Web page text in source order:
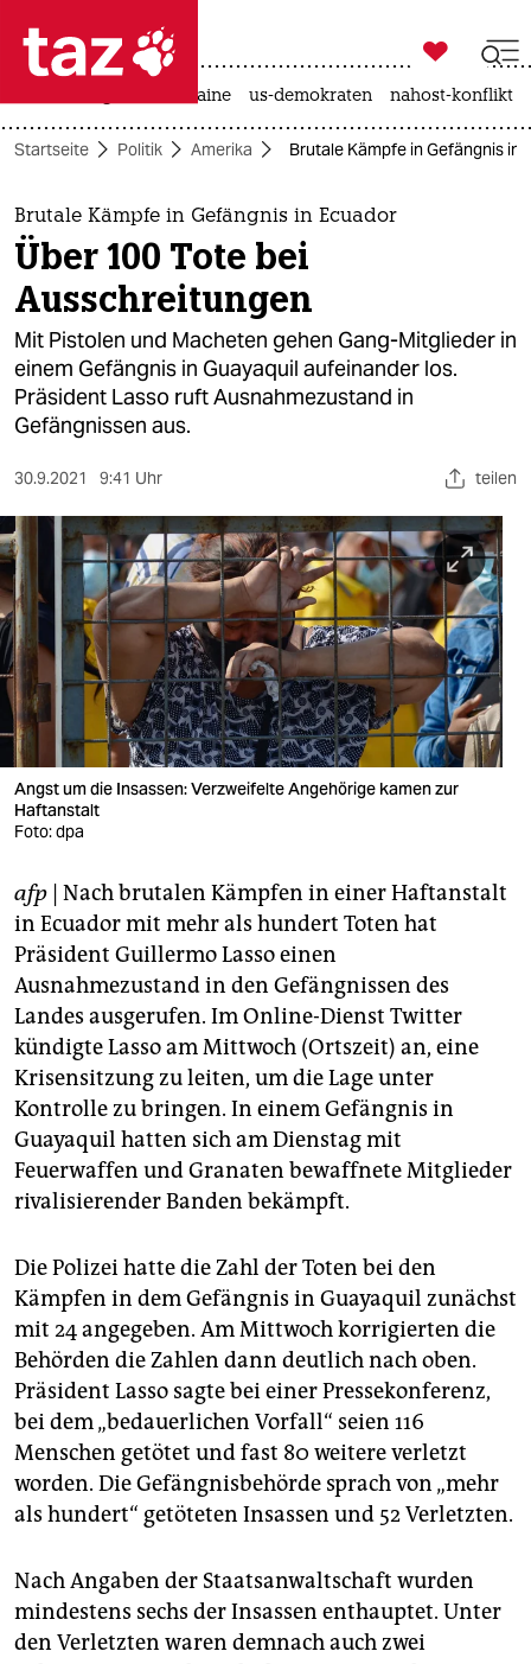
 taz zahl ich
taz zahl ich
themen
politik
öko
gesellschaft
kultur
sport
berlin
nord
wahrheit
verlag
verlag
veranstaltungen
shop
fragen & hilfe
unterstützen
abo
genossenschaft
epaper login

taz zahl ich
krieg in der ukraine us-demokraten nahost-konflikt
Startseite Politik Amerika Brutale Kämpfe in Gefängnis in
Brutale Kämpfe in Gefängnis in Ecuador
Über 100 Tote bei
Ausschreitungen
Mit Pistolen und Macheten gehen Gang-Mitglieder in
einem Gefängnis in Guayaquil aufeinander los.
Präsident Lasso ruft Ausnahmezustand in
Gefängnissen aus.
30.9.2021 9:41 Uhr teilen
Angst um die Insassen: Verzweifelte Angehörige kamen zur
Haftanstalt
Foto: dpa
afp | Nach brutalen Kämpfen in einer Haftanstalt
in Ecuador mit mehr als hundert Toten hat
Präsident Guillermo Lasso einen
Ausnahmezustand in den Gefängnissen des
Landes ausgerufen. Im Online-Dienst Twitter
kündigte Lasso am Mittwoch (Ortszeit) an, eine
Krisensitzung zu leiten, um die Lage unter
Kontrolle zu bringen. In einem Gefängnis in
Guayaquil hatten sich am Dienstag mit
Feuerwaffen und Granaten bewaffnete Mitglieder
rivalisierender Banden bekämpft.
Die Polizei hatte die Zahl der Toten bei den
Kämpfen in dem Gefängnis in Guayaquil zunächst
mit 24 angegeben. Am Mittwoch korrigierten die
Behörden die Zahlen dann deutlich nach oben.
Präsident Lasso sagte bei einer Pressekonferenz,
bei dem „bedauerlichen Vorfall“ seien 116
Menschen getötet und fast 80 weitere verletzt
worden. Die Gefängnisbehörde sprach von „mehr
als hundert“ getöteten Insassen und 52 Verletzten.
Nach Angaben der Staatsanwaltschaft wurden
mindestens sechs der Insassen enthauptet. Unter
den Verletzten waren demnach auch zwei